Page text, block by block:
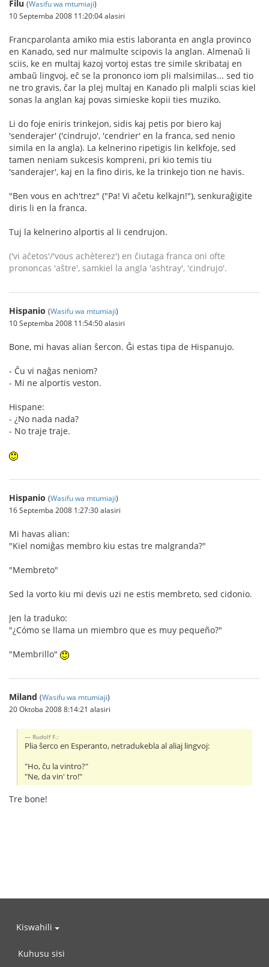
Filu (Wasifu wa mtumiaji)
10 Septemba 2008 11:20:04 alasiri
Francparolanta amiko mia estis laboranta en angla provinco
en Kanado, sed nur malmulte scipovis la anglan. Almenaŭ li
sciis, ke en multaj kazoj vortoj estas tre simile skribataj en
ambaŭ lingvoj, eĉ se la prononco iom pli malsimilas... sed tio
ne tro gravis, ĉar la plej multaj en Kanado pli malpli scias kiel
sonas la anglan kaj povas simieske kopii ties muziko.
Li do foje eniris trinkejon, sidis kaj petis por biero kaj
'senderajer' ('cindrujo', 'cendrier' en la franca, sed nenio
simila en la angla). La kelnerino ripetigis lin kelkfoje, sed
tamen neniam sukcesis kompreni, pri kio temis tiu
'sanderajer', kaj en la fino diris, ke la trinkejo tion ne havis.
"Ben vous en ach'trez" ("Pa! Vi aĉetu kelkajn!"), senkuraĝigite
diris li en la franca.
Tuj la kelnerino alportis al li cendrujon.
('vi aĉetos'/'vous achèterez') en ĉiutaga franca oni ofte
prononcas 'aŝtre', samkiel la angla 'ashtray', 'cindrujo'.
Hispanio (Wasifu wa mtumiaji)
10 Septemba 2008 11:54:50 alasiri
Bone, mi havas alian ŝercon. Ĝi estas tipa de Hispanujo.
- Ĉu vi naĝas neniom?
- Mi ne alportis veston.
Hispane:
- ¿No nada nada?
- No traje traje.
Hispanio (Wasifu wa mtumiaji)
16 Septemba 2008 1:27:30 alasiri
Mi havas alian:
"Kiel nomiĝas membro kiu estas tre malgranda?"
"Membreto"
Sed la vorto kiu mi devis uzi ne estis membreto, sed cidonio.
Jen la traduko:
"¿Cómo se llama un miembro que es muy pequeño?"
"Membrillo"
Miland (Wasifu wa mtumiaji)
20 Oktoba 2008 8:14:21 alasiri
Rudolf F.:
Plia ŝerco en Esperanto, netradukebla al aliaj lingvoj:
"Ho, ĉu la vintro?"
"Ne, da vin' tro!"
Tre bone!
Kiswahili
Kuhusu sisi